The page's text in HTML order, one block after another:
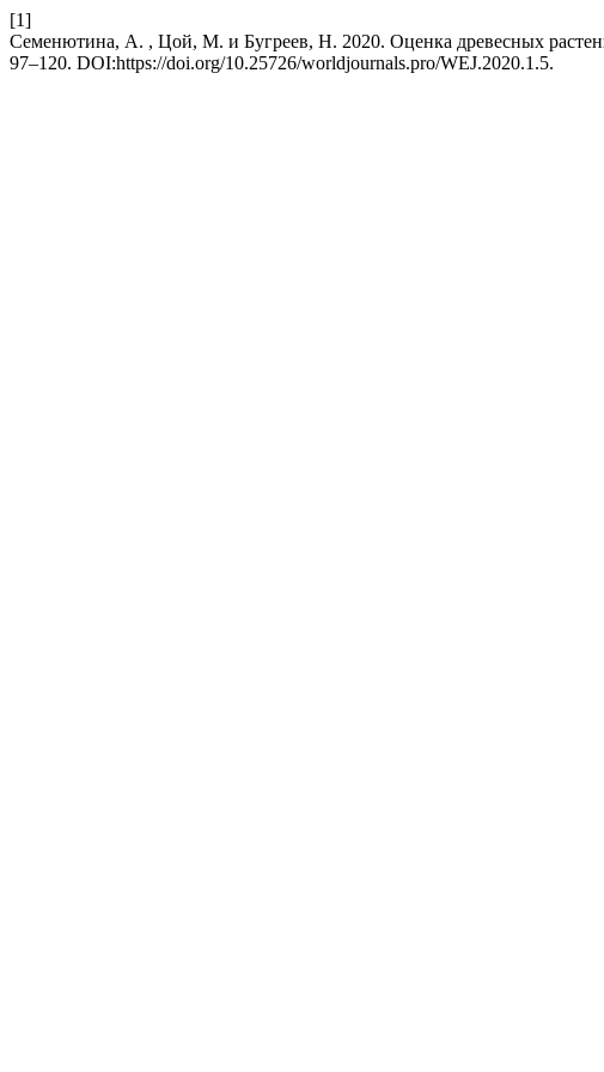
[1]
Семенютина, А. , Цой, М. и Бугреев, Н. 2020. Оценка древесных
97–120. DOI:https://doi.org/10.25726/worldjournals.pro/WEJ.2020.1.5.